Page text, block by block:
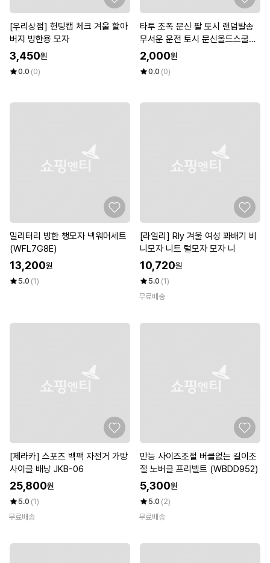
[우리상점] 헌팅캡 체크 겨울 할아
버지 방한용 모자
3,450원
0.0 (0)
타투 조폭 문신 팔 토시 랜덤발송
무서운 운전 토시 문신올드스쿨
(WDA11E7)
2,000원
0.0 (0)
밀리터리 방한 챙모자 넥워머세트
(WFL7G8E)
13,200원
5.0 (1)
[라일리] Rly 겨울 여성 꽈배기 비
니모자 니트 털모자 모자 니
10,720원
5.0 (1)
무료배송
[제라카] 스포츠 백팩 자전거 가방
사이클 배낭 JKB-06
25,800원
5.0 (1)
무료배송
만능 사이즈조절 버클없는 길이조
절 노버클 프리벨트 (WBDD952)
5,300원
5.0 (2)
무료배송